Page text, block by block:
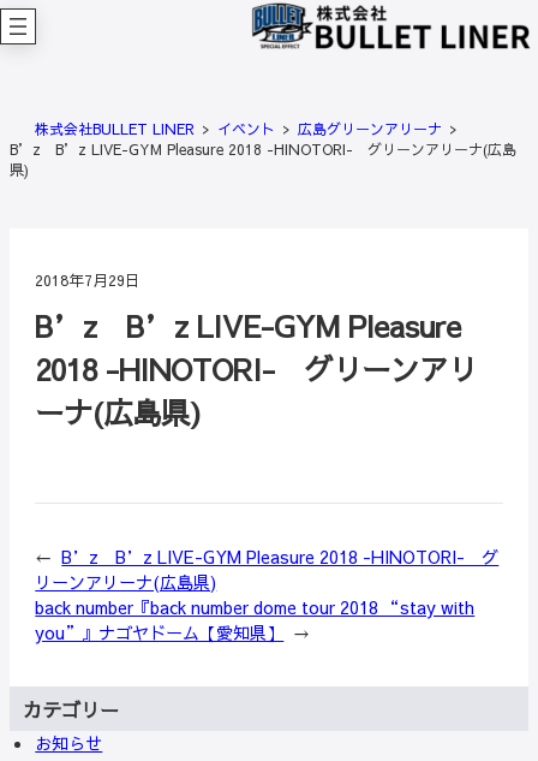
内
容
ッ
プ
株式会社BULLET LINER イベント
広島グリーンアリーナ
B’z B’z LIVE-GYM Pleasure 2018 -HINOTORI- グリーンアリーナ(広島
県)
2018年7月29日
B’z B’z LIVE-GYM Pleasure
2018 -HINOTORI- グリーンアリ
ーナ(広島県)
← B’z B’z LIVE-GYM Pleasure 2018 -HINOTORI- グ
リーンアリーナ(広島県)
back number『back number dome tour 2018 “stay with
you”』ナゴヤドーム【愛知県】
→
カテゴリー
お知らせ